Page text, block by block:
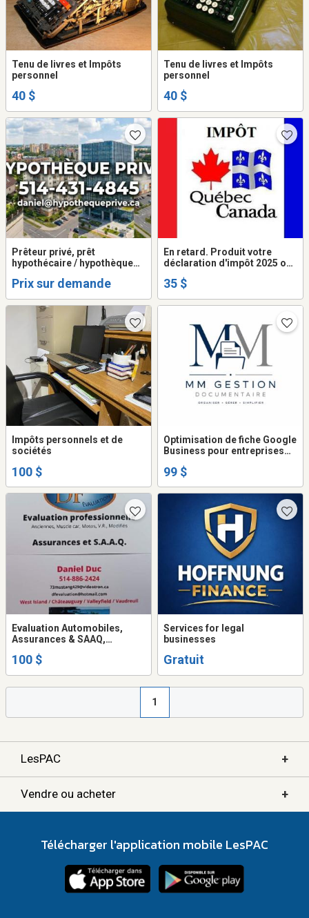
Tenu de livres et Impôts
personnel
40 $
Tenu de livres et Impôts
personnel
40 $
Prêteur privé, prêt
hypothécaire / hypothèque
approuvé.
Prix sur demande
En retard. Produit votre
déclaration d'impôt 2025 ou
35 $
Impôts personnels et de
sociétés
100 $
Optimisation de fiche Google
Business pour entreprises
99 $
Evaluation Automobiles,
Assurances & SAAQ,
Châteauguay, Valleyfield,
100 $
Services for legal
businesses
Gratuit
1
LesPAC +
Vendre ou acheter +
Télécharger l'application mobile LesPAC